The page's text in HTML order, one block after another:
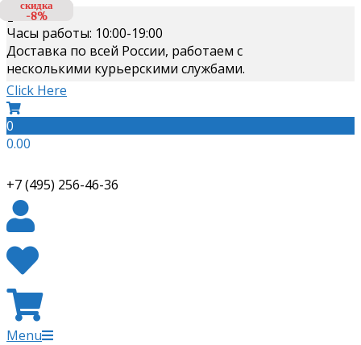
Skip
to
content
Часы работы: 10:00-19:00
Доставка по всей России, работаем с
несколькими курьерскими службами.
Click Here
0
0.00
+7 (495) 256-46-36
Primary
Menu
скидка
-8%
скидка
-8%